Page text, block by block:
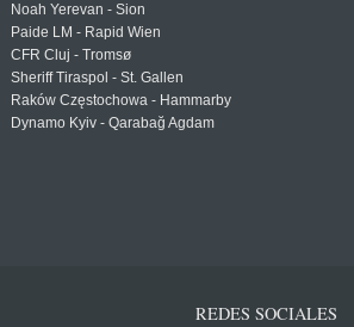
Noah Yerevan - Sion
Paide LM - Rapid Wien
CFR Cluj - Tromsø
Sheriff Tiraspol - St. Gallen
Raków Częstochowa - Hammarby
Dynamo Kyiv - Qarabağ Agdam
REDES SOCIALES